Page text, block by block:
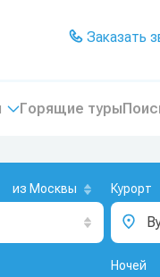
Заказать
Горящие туры
из Москвы Курорт
Ночей